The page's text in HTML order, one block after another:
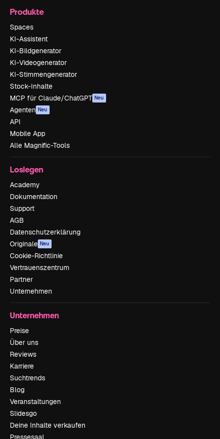
Produkte
Spaces
KI-Assistent
KI-Bildgenerator
KI-Videogenerator
KI-Stimmengenerator
Stock-Inhalte
MCP für Claude/ChatGPT Neu
Agenten Neu
API
Mobile App
Alle Magnific-Tools
Loslegen
Academy
Dokumentation
Support
AGB
Datenschutzerklärung
Originale Neu
Cookie-Richtlinie
Vertrauenszentrum
Partner
Unternehmen
Unternehmen
Preise
Über uns
Reviews
Karriere
Suchtrends
Blog
Veranstaltungen
Slidesgo
Deine Inhalte verkaufen
Pressesaal